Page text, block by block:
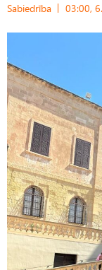
Sabiedrība 03:00,